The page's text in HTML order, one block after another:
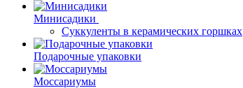
Минисадики
Суккуленты в керамических горшках
Подарочные упаковки
Моссариумы